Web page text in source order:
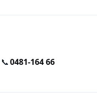
📞0481-164 66